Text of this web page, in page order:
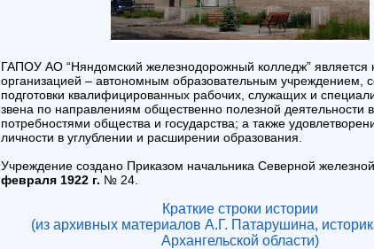
ГАПОУ АО “Няндомский железнодорожный колледж” является
организацией – автономным образовательным учреждением,
подготовки квалифицированных рабочих, служащих и
звена по направлениям общественно полезной деятельности в
потребностями общества и государства; а также
личности в углублении и расширении образования.
Учреждение создано Приказом начальника Северной
февраля 1922 г. № 24.
Краткие строки истории
(из архивных материалов А.Г. Патарушина,
Архангельской области)